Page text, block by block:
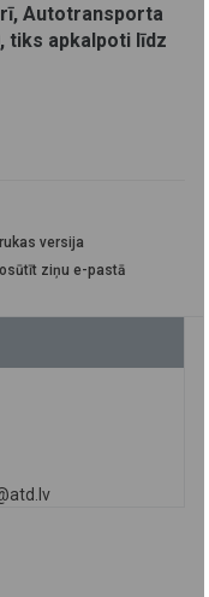
Autotransporta
tiks apkalpoti līdz
versija
ziņu e-pastā